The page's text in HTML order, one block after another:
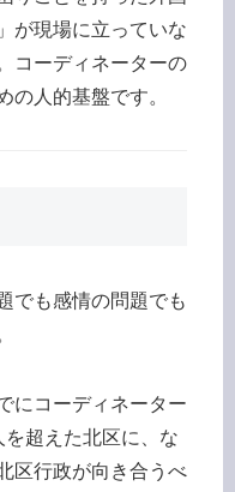
が現場に立っていな
コーディネーターの
の人的基盤です。
でも感情の問題でも
にコーディネーター
超えた北区に、な
区行政が向き合うべ